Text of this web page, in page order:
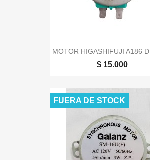
MOTOR HIGASHIFUJI A186
$ 15.000
FUERA DE STOCK